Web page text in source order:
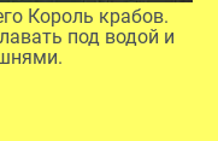
Король крабов.
под водой и